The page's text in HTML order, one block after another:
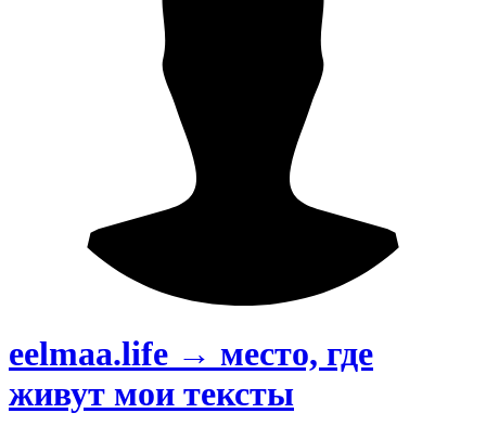
eelmaa.life → место, где
живут мои тексты